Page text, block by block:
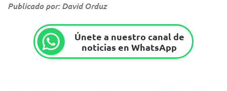
Publicado por: David Orduz
Únete a nuestro canal de
noticias en WhatsApp